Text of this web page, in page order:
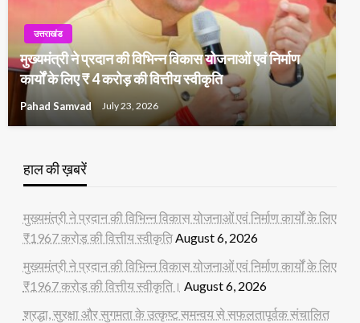
उत्तराखंड
मुख्यमंत्री ने प्रदान की विभिन्न विकास योजनाओं एवं निर्माण
कार्यों के लिए ₹ 4 करोड़ की वित्तीय स्वीकृति
Pahad Samvad July 23, 2026
हाल की ख़बरें
मुख्यमंत्री ने प्रदान की विभिन्न विकास योजनाओं एवं निर्माण कार्यों के लिए
₹1967 करोड़ की वित्तीय स्वीकृतिAugust 6, 2026
मुख्यमंत्री ने प्रदान की विभिन्न विकास योजनाओं एवं निर्माण कार्यों के लिए
₹1967 करोड़ की वित्तीय स्वीकृति। August 6, 2026
श्रद्धा, सुरक्षा और सुगमता के उत्कृष्ट समन्वय से सफलतापूर्वक संचालित